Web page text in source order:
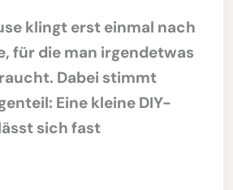
klingt erst einmal nach
für die man irgendetwas
Dabei stimmt
Eine kleine DIY-
sich fast